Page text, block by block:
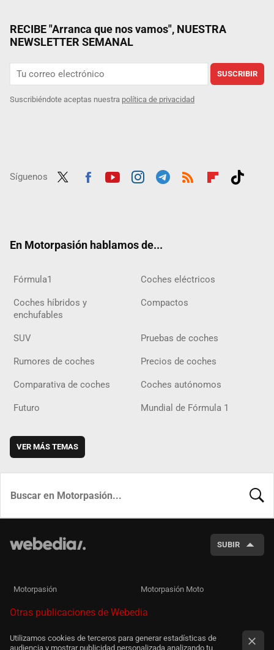
RECIBE "Arranca que nos vamos", NUESTRA
NEWSLETTER SEMANAL
SUSCRIBIR
Suscribiéndote aceptas nuestra política de privacidad
Síguenos
En Motorpasión hablamos de...
Fórmula1 Coches eléctricos
Coches híbridos y
enchufables
Compactos
SUV Pruebas de coches
Rumores de coches Precios de coches
Comparativa de coches Coches autónomos
Futuro Mundial de Fórmula 1
VER MÁS TEMAS
SUBIR
Motorpasión Motorpasión Moto
Otras publicaciones de Webedia
Utilizamos cookies de terceros para generar estadísticas de
audiencia y mostrar publicidad personalizada analizando tu